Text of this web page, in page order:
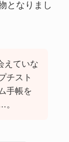
となりまし
えていな
チスト
手帳を
。